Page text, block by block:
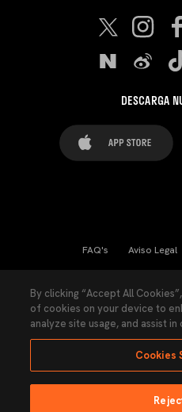
DESCARGA
FAQ's Aviso Legal
Ley Transparencia
By clicking “Accept All
of cookies on your device to
analyze site usage, and assist
Cookies